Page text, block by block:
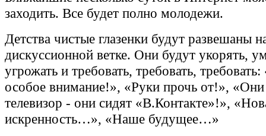
заходить. Все будет полно молодежи.
Детства чистые глазенки будут развешаны
дискуссионной ветке. Они будут укорять,
угрожать и требовать, требовать,
особое внимание!», «Руки прочь от!», «Они
телевизор - они сидят «В.Контакте»!»,
искренность…», «Наше будущее…»